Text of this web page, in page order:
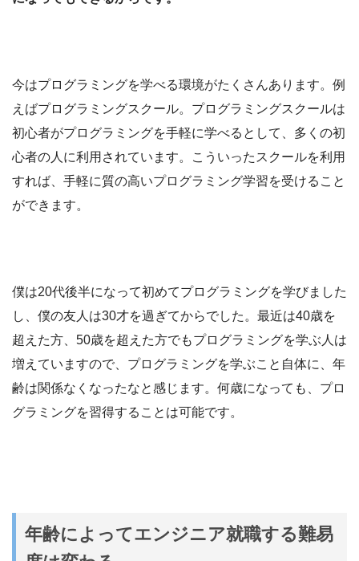
今はプログラミングを学べる環境がたくさんあります。例
えばプログラミングスクール。プログラミングスクールは
初心者がプログラミングを手軽に学べるとして、多くの初
心者の人に利用されています。こういったスクールを利用
すれば、手軽に質の高いプログラミング学習を受けること
ができます。
僕は20代後半になって初めてプログラミングを学びました
し、僕の友人は30才を過ぎてからでした。最近は40歳を
超えた方、50歳を超えた方でもプログラミングを学ぶ人は
増えていますので、プログラミングを学ぶこと自体に、年
齢は関係なくなったなと感じます。何歳になっても、プロ
グラミングを習得することは可能です。
年齢によってエンジニア就職する難易